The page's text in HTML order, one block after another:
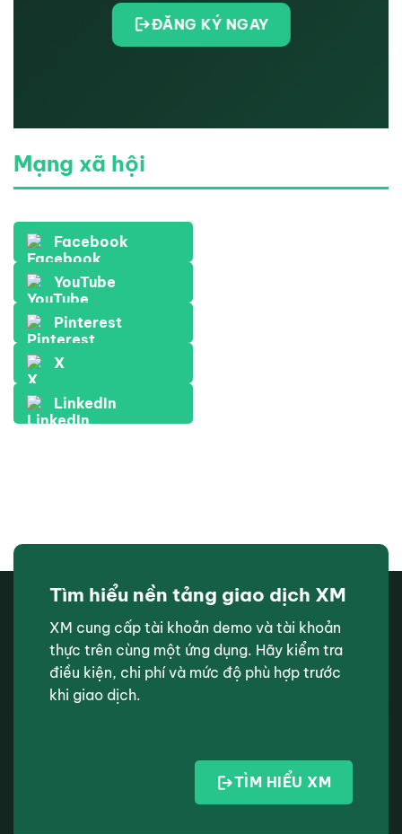
ĐĂNG KÝ NGAY
Mạng xã hội
Facebook
YouTube
Pinterest
X
LinkedIn
Tìm hiểu nền tảng giao dịch XM
XM cung cấp tài khoản demo và tài khoản
thực trên cùng một ứng dụng. Hãy kiểm tra
điều kiện, chi phí và mức độ phù hợp trước
khi giao dịch.
TÌM HIỂU XM